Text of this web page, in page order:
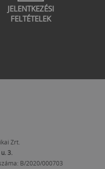
JELENTKEZÉSI
FELTÉTELEK
Zrt.
3.
B/2020/000703